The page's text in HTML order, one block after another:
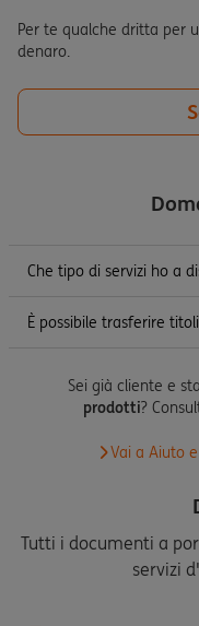
Per te qualche dritta per
denaro.
Che tipo di servizi ho a
È possibile trasferire
Sei già cliente e
prodotti?
Vai a Aiuto
Tutti i documenti a
servizi